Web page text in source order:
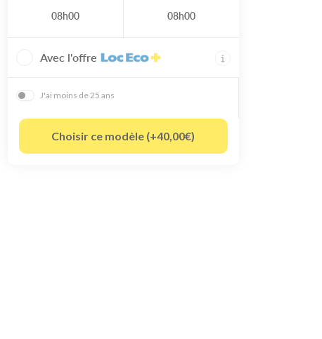
08h00
08h00
Avec l'offre
J'ai moins de 25 ans
Choisir ce modèle (+40,00€)